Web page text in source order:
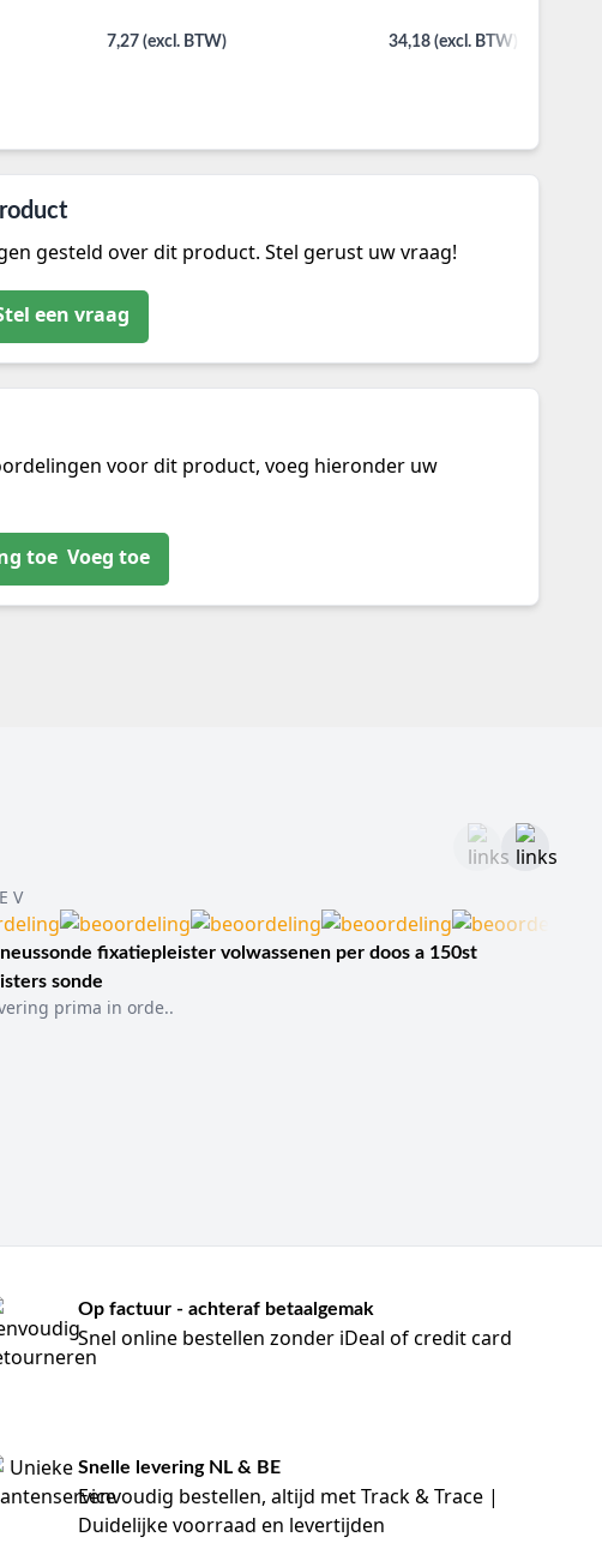
7,27 (excl. BTW) 34,18 (excl. BTW)
gesteld over dit product. Stel gerust uw vraag!
een vraag
voor dit product, voeg hieronder uw
Voeg toe
V
fixatiepleister volwassenen per doos a 150st
sonde
prima in orde..
Op factuur - achteraf betaalgemak
Snel online bestellen zonder iDeal of credit card
Snelle levering NL & BE
Eenvoudig bestellen, altijd met Track & Trace |
Duidelijke voorraad en levertijden